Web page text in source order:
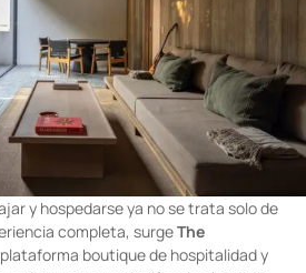
y hospedarse ya no se trata solo de
completa, surgeThe
boutique de hospitalidad y